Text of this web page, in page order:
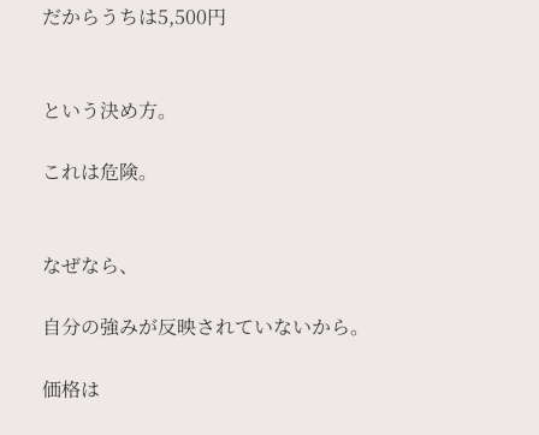
だからうちは5,500円
という決め方。
これは危険。
なぜなら、
自分の強みが反映されていないから。
価格は